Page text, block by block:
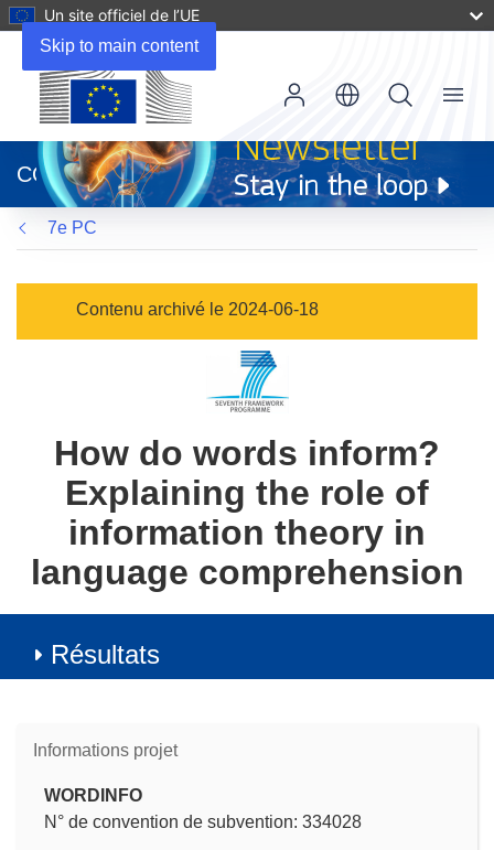
Skip to main content
Un site officiel de l’UE
dans
une
nouvelle
fenêtre)
CORDIS
Menu
7e PC
Contenu archivé le 2024-06-18
How do words inform?
Explaining the role of
information theory in
language comprehension
Résultats
Informations projet
WORDINFO
N° de convention de subvention: 334028